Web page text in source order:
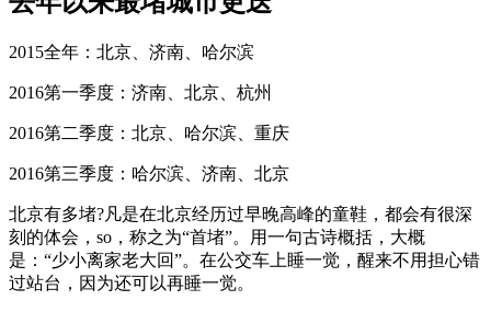
2015全年：北京、济南、哈尔滨
2016第一季度：济南、北京、杭州
2016第二季度：北京、哈尔滨、重庆
2016第三季度：哈尔滨、济南、北京
北京有多堵?凡是在北京经历过早晚高峰的童鞋，都会有很深
刻的体会，so，称之为“首堵”。用一句古诗概括，大概
是：“少小离家老大回”。在公交车上睡一觉，醒来不用担心错
过站台，因为还可以再睡一觉。